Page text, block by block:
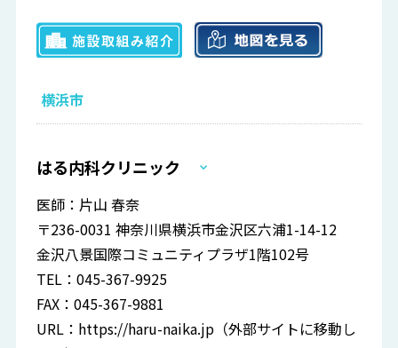
横浜市
はる内科クリニック
医師：片山 春奈
〒236-0031 神奈川県横浜市金沢区六浦1-14-12
金沢八景国際コミュニティプラザ1階102号
TEL：045-367-9925
FAX：045-367-9881
URL： https://haru-naika.jp （外部サイトに移動し